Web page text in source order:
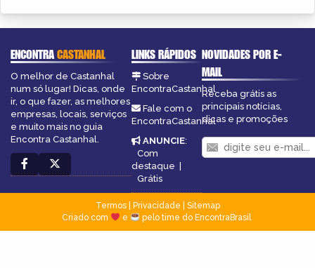
ENCONTRACASTANHAL
O melhor de Castanhal
num só lugar! Dicas, onde
ir, o que fazer, as melhores
empresas, locais, serviços
e muito mais no guia
Encontra Castanhal.
LINKS RÁPIDOS
Sobre
EncontraCastanhal
Fale com o
EncontraCastanhal
ANUNCIE:
Com
destaque |
Grátis
NOVIDADES POR E-
MAIL
Receba grátis as
principais notícias,
dicas e promoções
Termos| Privacidade
Sitemap
Criado com
e pelo time do EncontraBrasil